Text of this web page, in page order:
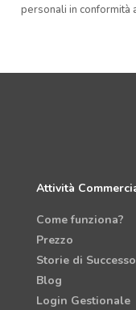
personali in conformità
Attività
Come funziona?
Prezzo
Storie di Successo
Blog
Login Gestionale